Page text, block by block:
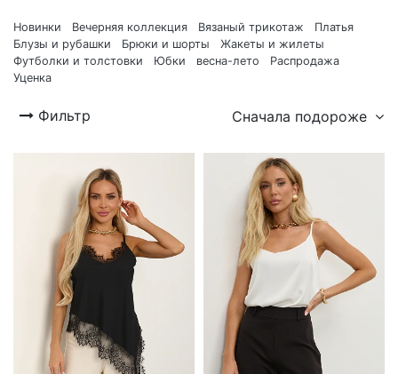
Новинки Вечерняя коллекция Вязаный трикотаж
Платья
Блузы и рубашки
Брюки и шорты
Жакеты и жилеты
Футболки и толстовки
Юбки весна-лето
Распродажа
Уценка
Фильтр Сначала подороже